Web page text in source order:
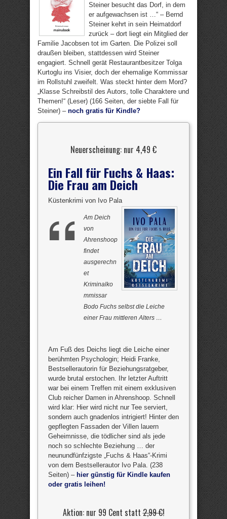
Steiner besucht das Dorf, in dem
er aufgewachsen ist …“ – Bernd
Steiner kehrt in sein Heimatdorf
zurück – dort liegt ein Mitglied der
Familie Jacobsen tot im Garten. Die Polizei soll
draußen bleiben, stattdessen wird Steiner
engagiert. Schnell gerät Restaurantbesitzer Tolga
Kurtoglu ins Visier, doch der ehemalige Kommissar
im Rollstuhl zweifelt. Was steckt hinter dem Mord?
„Klasse Schreibstil des Autors, tolle Charaktere und
Themen!“ (Leser) (166 Seiten, der siebte Fall für
Steiner) – noch gratis für Kindle?
Neuerscheinung: nur 4,49 €
Ein Fall für Fuchs & Haas:
Die Frau am Deich
Küstenkrimi von Ivo Pala
Am Deich
von
Ahrenshoop
findet
ausgerechn
et
Kriminalko
mmissar
Bodo Fuchs selbst die Leiche
einer Frau mittleren Alters …
Am Fuß des Deichs liegt die Leiche einer
berühmten Psychologin; Heidi Franke,
Bestsellerautorin für Beziehungsratgeber,
wurde brutal erstochen. Ihr letzter Auftritt
war bei einem Treffen mit einem exklusiven
Club reicher Damen in Ahrenshoop. Schnell
wird klar: Hier wird nicht nur Tee serviert,
sondern auch gnadenlos intrigiert! Hinter den
gepflegten Fassaden der Villen lauern
Geheimnisse, die tödlicher sind als jede
noch so schlechte Beziehung … der
neunundfünfzigste „Fuchs & Haas“-Krimi
von dem Bestsellerautor Ivo Pala. (238
Seiten) – hier günstig für Kindle kaufen
oder gratis leihen!
Aktion: nur 99 Cent statt2,99 €!